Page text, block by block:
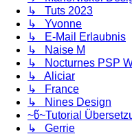
↳ Tuts 2023
↳ Yvonne
↳ E-Mail Erlaubnis
↳ Naise M
↳ Nocturnes PSP
↳ Aliciar
↳ France
↳ Nines Design
~წ~Tutorial
↳ Gerrie